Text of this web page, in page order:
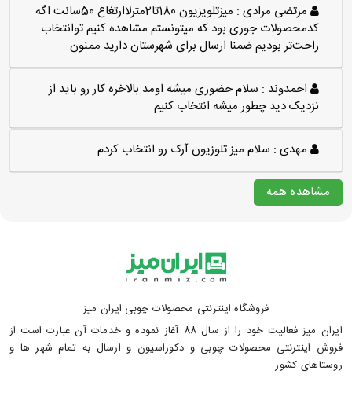
مرتضی مرادی :
میزتلویزیون 180تا2مترلاارتغاع 50سانت اگه
کدمحصولات جوری بود که میتونستم مشاهده کنیم توانتخاب
راحت‌تر بودیم ضمنا ارسال برای شهرستان دارید ممنون
احمدوند : سلام حضوری میشه اومد بالاخره کار رو باید از
نزدیک دید چطور میشه انتخاب کنیم
مهدی : سلام میز تلوزیون آرک رو انتخاب کردم
مشاهده همه
فروشگاه اینترنتی محصولات چوبی ایران میز
ایران میز فعالیت خود را از سال 88 آغاز نموده و خدمات آن عبارت است از
فروش اینترنتی محصولات چوبی و دکوراسیون و ارسال به تمام شهر ها و
روستاهای کشور